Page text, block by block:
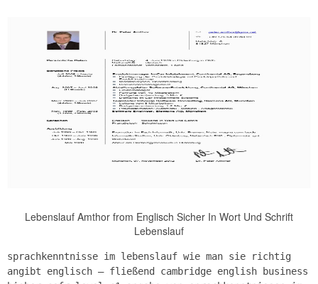
Lebenslauf Amthor from Englisch Sicher In Wort Und Schrift
Lebenslauf
sprachkenntnisse im lebenslauf wie man sie richtig
angibt englisch – fließend cambridge english business